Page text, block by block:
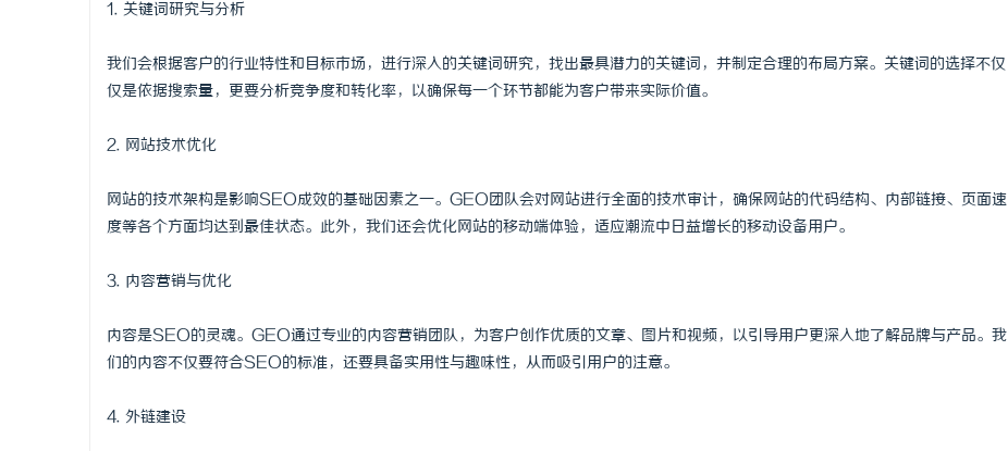
1. 关键词研究与分析
我们会根据客户的行业特性和目标市场，进行深入的关键词研究，找出最具潜力的关键词，并制定合理的布局方案。关键词的选择不仅
仅是依据搜索量，更要分析竞争度和转化率，以确保每一个环节都能为客户带来实际价值。
2. 网站技术优化
网站的技术架构是影响SEO成效的基础因素之一。GEO团队会对网站进行全面的技术审计，确保网站的代码结构、内部链接、页面速
度等各个方面均达到最佳状态。此外，我们还会优化网站的移动端体验，适应潮流中日益增长的移动设备用户。
3. 内容营销与优化
内容是SEO的灵魂。GEO通过专业的内容营销团队，为客户创作优质的文章、图片和视频，以引导用户更深入地了解品牌与产品。我
们的内容不仅要符合SEO的标准，还要具备实用性与趣味性，从而吸引用户的注意。
4. 外链建设